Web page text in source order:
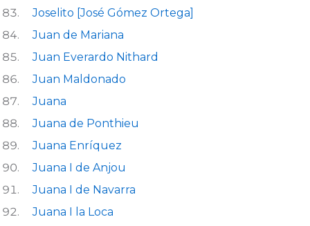
Joselito [José Gómez Ortega]
Juan de Mariana
Juan Everardo Nithard
Juan Maldonado
Juana
Juana de Ponthieu
Juana Enríquez
Juana I de Anjou
Juana I de Navarra
Juana I la Loca